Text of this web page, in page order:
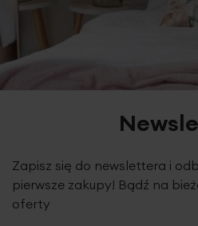
Zapisz się do newslettera i
pierwsze zakupy! Bądź na
oferty